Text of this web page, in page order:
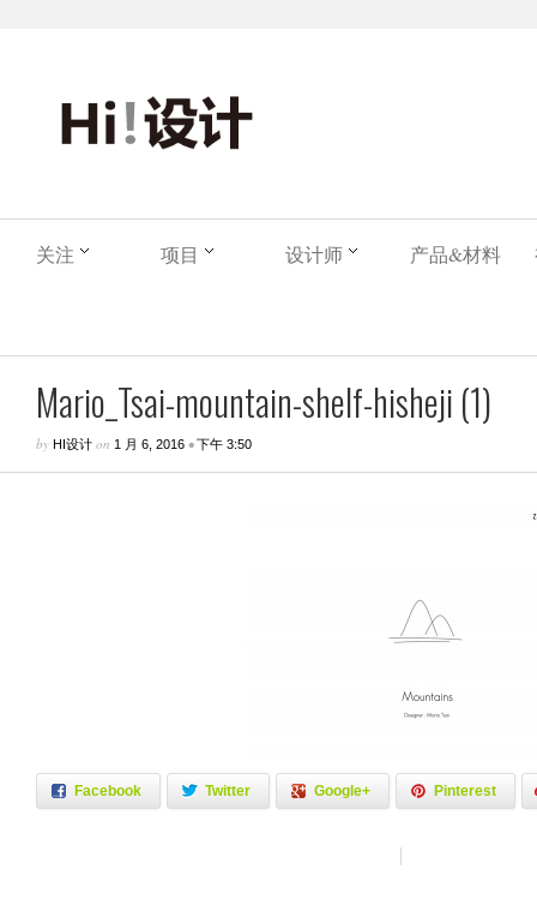
关注 项目 设计师 产品&材料
Mario_Tsai-mountain-shelf-hisheji (1)
by HI设计 on 1 月 6, 2016 •下午 3:50
Facebook Twitter Google+ Pinterest